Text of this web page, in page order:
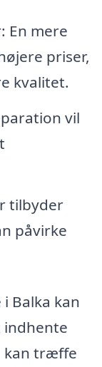
En mere
priser,
kvalitet.
vil
tilbyder
påvirke
Balka kan
kan træffe